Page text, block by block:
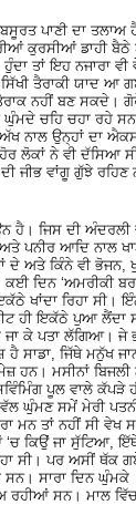
ਪਾਣੀ ਦਾ
ਕੁਰਸੀਆਂ ਡਾਹੀ ਬੈਠੇ
ਇਹ ਨਜਾਰਾ ਵੀ
ਤੈਰਾਕੀ ਯਾਦ ਆ
ਨਹੀਂ ਬਣ ਸਕਦੇ।
ਚਹਿ ਚਹਾ ਰਹੇ
ਨਾਲ ਉਨ੍ਹਾਂ ਦਾ
ਲੋਕਾਂ ਨੇ ਵੀ ਦੱਸਿਆ
ਜੀਭ ਵਾਂਗੂ ਗੁੱਝੇ
ਹੈ। ਜਿਸ ਦੀ
ਪਨੀਰ ਆਦਿ ਨਾਲ
ਦੇ ਅਤੇ ਕਿੰਨੇ ਵੀ
ਦਿਨ ‘ਅਮਰੀਕੀ
ਖਾਂਦਾ ਰਿਹਾ ਸੀ।
ਹੀ ਇਕੱਠੇ ਪੁਆ
ਜਾ ਕੇ ਪਤਾ ਲੱਗਿਆ।
ਸਾਡਾ, ਜਿੱਥੇ ਮਨੁੱਖ
ਹਨ। ਮਸੀਨਾਂ
ਪੂਲ ਵਾਲੇ ਕੱਪੜੇ
ਘੁੰਮਣ ਸਮੇਂ ਮੇਰੀ
ਮਨ ਤਾਂ ਨਹੀਂ ਸੀ ਵੇਖ
‘ਚ ਕਿਉਂ ਜਾ ਸੁੱਟਿਆ,
ਸੀ। ਪਰ ਅਸੀਂ
ਸਨ। ਸਾਰਾ ਦਿਨ
ਸਨ। ਮਾਲ